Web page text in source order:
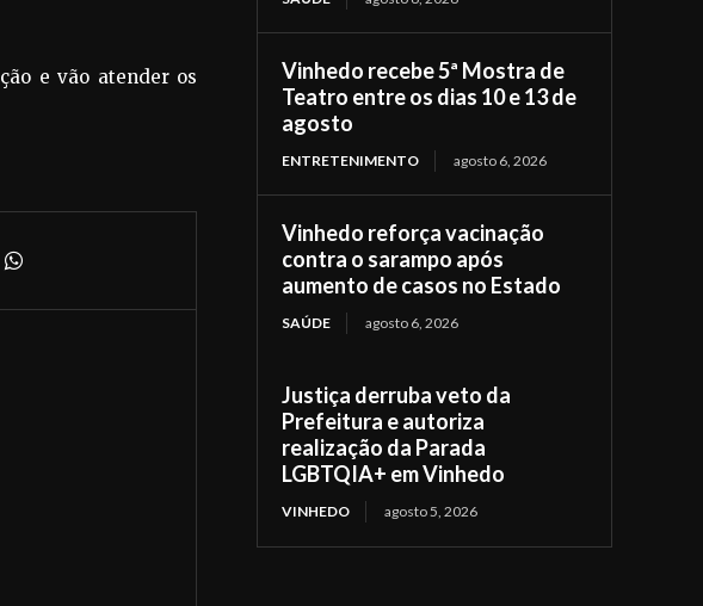
e vão atender os
Vinhedo recebe 5ª Mostra de
Teatro entre os dias 10 e 13 de
agosto
ENTRETENIMENTO agosto 6, 2026
Vinhedo reforça vacinação
contra o sarampo após
aumento de casos no Estado
SAÚDE agosto 6, 2026
Justiça derruba veto da
Prefeitura e autoriza
realização da Parada
LGBTQIA+ em Vinhedo
VINHEDO agosto 5, 2026